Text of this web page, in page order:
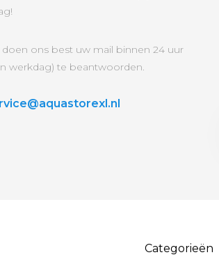
doen ons best uw mail binnen 24 uur
werkdag) te beantwoorden.
Categorieën